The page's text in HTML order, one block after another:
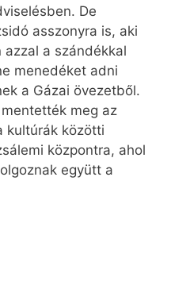
De
asszonyra is, aki
a szándékkal
menedéket adni
a Gázai övezetből.
meg az
kultúrák közötti
központra, ahol
együtt a